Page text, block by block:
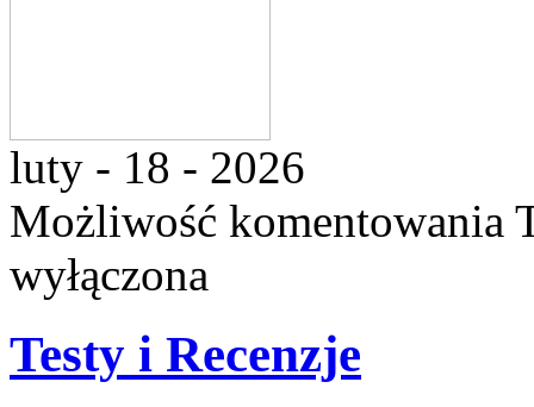
luty - 18 - 2026
Możliwość komentowania
wyłączona
Testy i Recenzje